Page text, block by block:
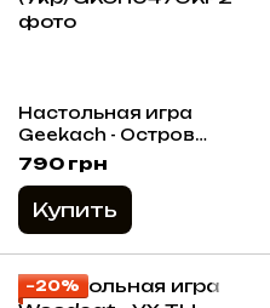
Настольная игра
Geekach - Остров
кошек: Еще больше
гостей / The Isle of
Cats: Kickstarter Pack
2 (дополнение) (Укр)
790 грн
Купить
−20%